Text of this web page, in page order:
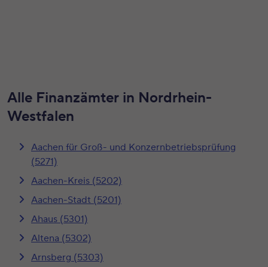
Alle Finanzämter in Nordrhein-
Westfalen
Aachen für Groß- und Konzernbetriebsprüfung
(5271)
Aachen-Kreis (5202)
Aachen-Stadt (5201)
Ahaus (5301)
Altena (5302)
Arnsberg (5303)